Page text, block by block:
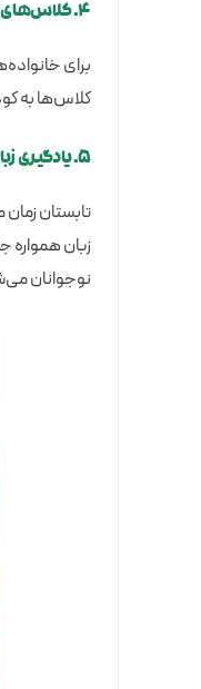
۴. کلاس‌های
برای
کلاس‌ها به
۵. یادگیری
تابستان
زبان همواره
نوجوانان